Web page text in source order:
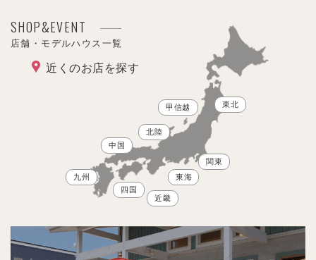
SHOP&EVENT
店舗・モデルハウス一覧
近くのお店を探す
東北
甲信越
北陸
関東
東海
近畿
中国
四国
九州